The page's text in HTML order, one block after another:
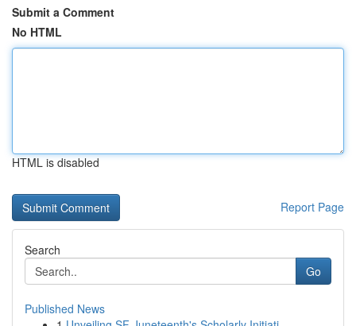
Submit a Comment
No HTML
HTML is disabled
Report Page
Search
Go
Published News